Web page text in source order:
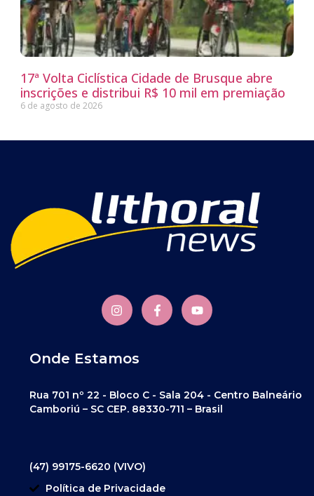
17ª Volta Ciclística Cidade de Brusque abre
inscrições e distribui R$ 10 mil em premiação
6 de agosto de 2026
Onde Estamos
Rua 701 nº 22 - Bloco C - Sala 204 - Centro Balneário
Camboriú – SC CEP. 88330-711 – Brasil
(47) 99175-6620 (VIVO)
Política de Privacidade